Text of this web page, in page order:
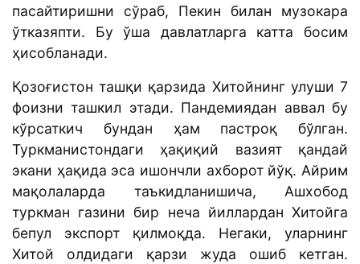
пасайтиришни сўраб, Пекин билан музокара
ўтказяпти. Бу ўша давлатларга катта босим
ҳисобланади.
Қозоғистон ташқи қарзида Хитойнинг улуши 7
фоизни ташкил этади. Пандемиядан аввал бу
кўрсаткич бундан ҳам пастроқ бўлган.
Туркманистондаги ҳақиқий вазият қандай
экани ҳақида эса ишончли ахборот йўқ. Айрим
мақолаларда таъкидланишича, Ашхобод
туркман газини бир неча йиллардан Хитойга
бепул экспорт қилмоқда. Негаки, уларнинг
Хитой олдидаги қарзи жуда ошиб кетган.